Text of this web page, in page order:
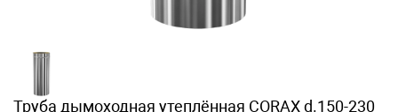
Труба дымоходная утеплённая CORAX d.150-230